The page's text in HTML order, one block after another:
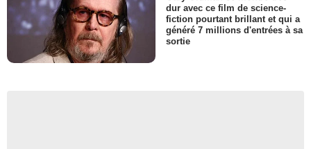
dur avec ce film de science-
fiction pourtant brillant et qui a
généré 7 millions d'entrées à sa
sortie